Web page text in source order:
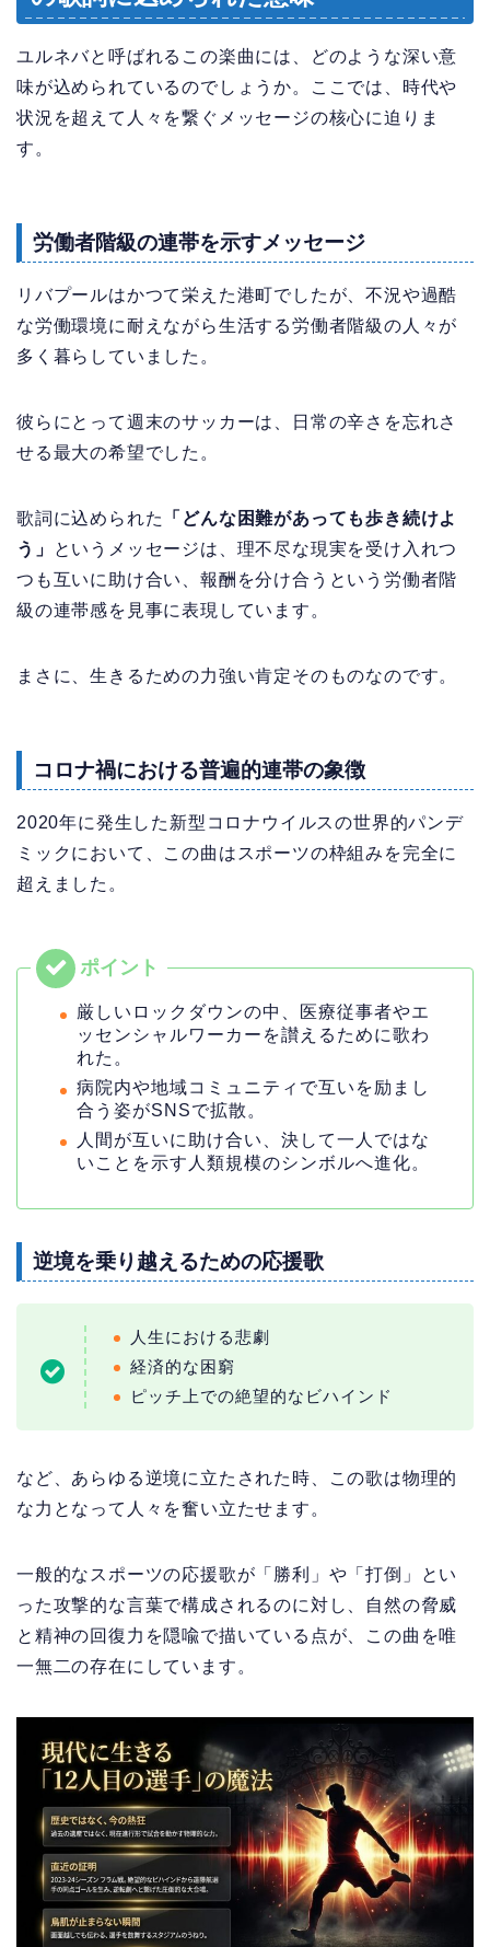
ユルネバと呼ばれるこの楽曲には、どのような深い意
味が込められているのでしょうか。ここでは、時代や
状況を超えて人々を繋ぐメッセージの核心に迫りま
す。
労働者階級の連帯を示すメッセージ
リバプールはかつて栄えた港町でしたが、不況や過酷
な労働環境に耐えながら生活する労働者階級の人々が
多く暮らしていました。
彼らにとって週末のサッカーは、日常の辛さを忘れさ
せる最大の希望でした。
歌詞に込められた
「どんな困難があっても歩き続けよ
う」
というメッセージは、理不尽な現実を受け入れつ
つも互いに助け合い、報酬を分け合うという労働者階
級の連帯感を見事に表現しています。
まさに、生きるための力強い肯定そのものなのです。
コロナ禍における普遍的連帯の象徴
2020年に発生した新型コロナウイルスの世界的パンデ
ミックにおいて、この曲はスポーツの枠組みを完全に
超えました。
厳しいロックダウンの中、医療従事者やエ
ッセンシャルワーカーを讃えるために歌わ
れた。
病院内や地域コミュニティで互いを励まし
合う姿がSNSで拡散。
人間が互いに助け合い、決して一人ではな
いことを示す人類規模のシンボルへ進化。
逆境を乗り越えるための応援歌
人生における悲劇
経済的な困窮
ピッチ上での絶望的なビハインド
など、あらゆる逆境に立たされた時、この歌は物理的
な力となって人々を奮い立たせます。
一般的なスポーツの応援歌が「勝利」や「打倒」とい
った攻撃的な言葉で構成されるのに対し、自然の脅威
と精神の回復力を隠喩で描いている点が、この曲を唯
一無二の存在にしています。